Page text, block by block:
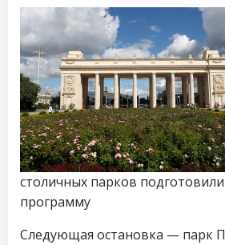
столичных парков
программу
Следующая остановка — парк